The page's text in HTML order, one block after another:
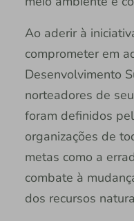
Ao aderir à
comprometer em
Desenvolvimento
norteadores de
foram definidos
organizações de
metas como a
combate à
dos recursos